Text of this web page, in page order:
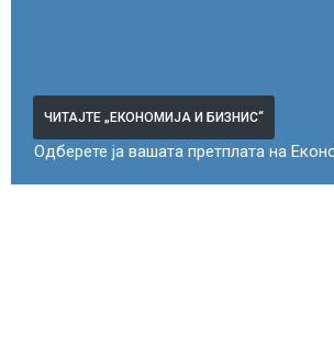
ЧИТАЈТЕ „ЕКОНОМИЈА И БИЗНИС“
Одберете ја вашата претплата на